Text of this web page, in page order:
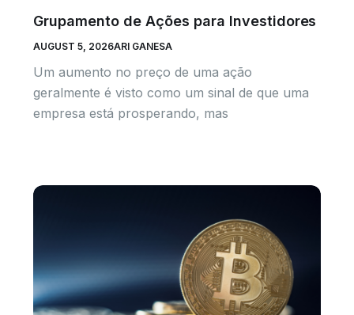
Grupamento de Ações para Investidores
AUGUST 5, 2026ARI GANESA
Um aumento no preço de uma ação
geralmente é visto como um sinal de que uma
empresa está prosperando, mas